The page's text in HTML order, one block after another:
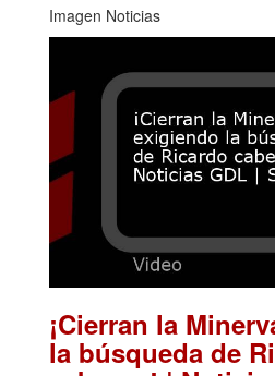
Imagen Noticias
¡Cierran la
la búsqueda de